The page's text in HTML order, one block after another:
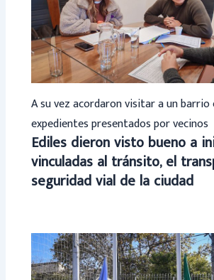
A su vez acordaron visitar a un
expedientes presentados por vecinos
Ediles dieron visto bueno a
vinculadas al tránsito, el
seguridad vial de la ciudad